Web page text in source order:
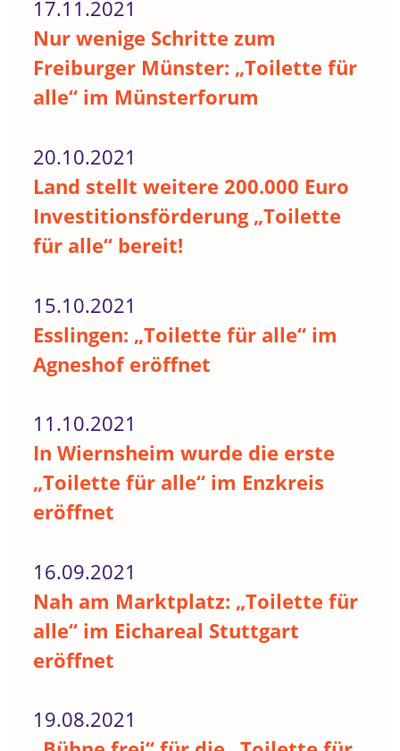
17.11.2021
Nur wenige Schritte zum
Freiburger Münster: „Toilette für
alle“ im Münsterforum
20.10.2021
Land stellt weitere 200.000 Euro
Investitionsförderung „Toilette
für alle“ bereit!
15.10.2021
Esslingen: „Toilette für alle“ im
Agneshof eröffnet
11.10.2021
In Wiernsheim wurde die erste
„Toilette für alle“ im Enzkreis
eröffnet
16.09.2021
Nah am Marktplatz: „Toilette für
alle“ im Eichareal Stuttgart
eröffnet
19.08.2021